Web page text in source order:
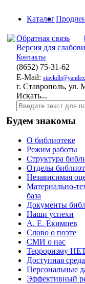
Каталог
Обратная связь
Версия для
Контакты
(8652) 75-31-62
E-Mail:
г. Ставрополь, ул.
Искать...
Будем знакомы
О библиотеке
Режим работы
Структура
Отделы
Независимая
Материально-
база
Документы
Наши успехи
А. Е. Екимцев
Слово о поэте
СМИ о нас
Терроризму
Доступная среда
Персональные
Эффективный